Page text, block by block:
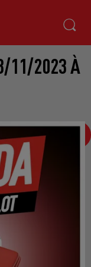
11/2023 À